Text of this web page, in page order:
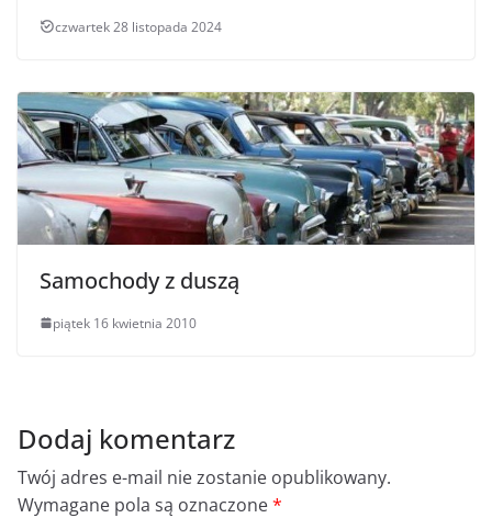
czwartek 28 listopada 2024
Samochody z duszą
piątek 16 kwietnia 2010
Dodaj komentarz
Twój adres e-mail nie zostanie opublikowany.
Wymagane pola są oznaczone*